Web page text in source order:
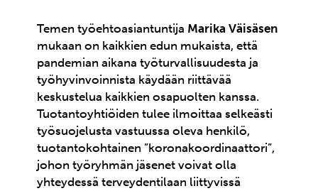
Temen työehtoasiantuntija Marika Väisäsen
mukaan on kaikkien edun mukaista, että
pandemian aikana työturvallisuudesta ja
työhyvinvoinnista käydään riittävää
keskustelua kaikkien osapuolten kanssa.
Tuotantoyhtiöiden tulee ilmoittaa selkeästi
työsuojelusta vastuussa oleva henkilö,
tuotantokohtainen ”koronakoordinaattori”,
johon työryhmän jäsenet voivat olla
yhteydessä terveydentilaan liittyvissä